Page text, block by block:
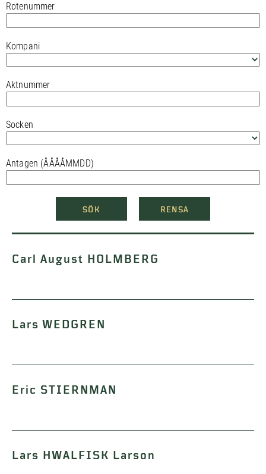
Rotenummer
Kompani
Aktnummer
Socken
Antagen (ÅÅÅÅMMDD)
SÖK RENSA
Carl August HOLMBERG
Lars WEDGREN
Eric STIERNMAN
Lars HWALFISK Larson